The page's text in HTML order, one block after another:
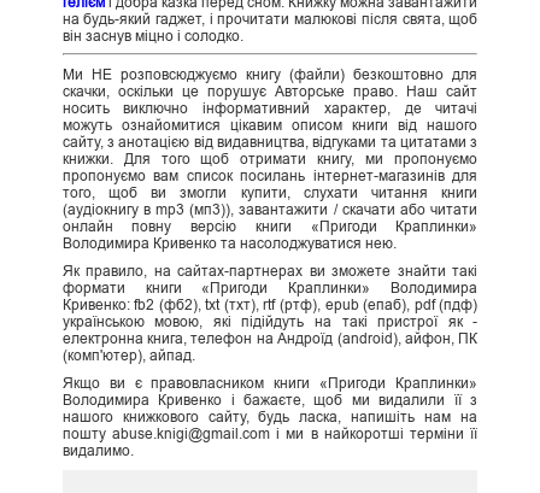
на будь-який гаджет, і прочитати малюкові після свята, щоб
він заснув міцно і солодко.
Ми НЕ розповсюджуємо книгу (файли) безкоштовно для
скачки, оскільки це порушує Авторське право. Наш сайт
носить виключно інформативний характер, де читачі
можуть ознайомитися цікавим описом книги від нашого
сайту, з анотацією від видавництва, відгуками та цитатами з
книжки. Для того щоб отримати книгу, ми пропонуємо
пропонуємо вам список посилань інтернет-магазинів для
того, щоб ви змогли купити, слухати читання книги
(аудіокнигу в mp3 (мп3)), завантажити / скачати або читати
онлайн повну версію книги «Пригоди Краплинки»
Володимира Кривенко та насолоджуватися нею.
Як правило, на сайтах-партнерах ви зможете знайти такі
формати книги «Пригоди Краплинки» Володимира
Кривенко: fb2 (фб2), txt (тхт), rtf (ртф), epub (епаб), pdf (пдф)
українською мовою, які підійдуть на такі пристрої як -
електронна книга, телефон на Андроїд (android), айфон, ПК
(комп'ютер), айпад.
Якщо ви є правовласником книги «Пригоди Краплинки»
Володимира Кривенко і бажаєте, щоб ми видалили її з
нашого книжкового сайту, будь ласка, напишіть нам на
пошту abuse.knigi@gmail.com і ми в найкоротші терміни її
видалимо.